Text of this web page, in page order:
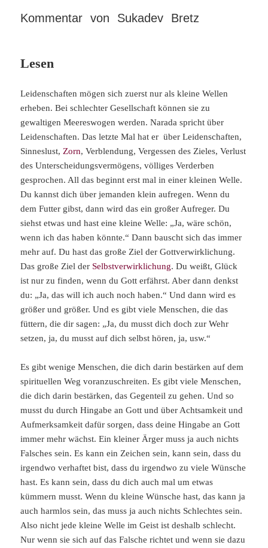
Kommentar von Sukadev Bretz
Lesen
Leidenschaften mögen sich zuerst nur als kleine Wellen
erheben. Bei schlechter Gesellschaft können sie zu
gewaltigen Meereswogen werden. Narada spricht über
Leidenschaften. Das letzte Mal hat er über Leidenschaften,
Sinneslust, Zorn, Verblendung, Vergessen des Zieles, Verlust
des Unterscheidungsvermögens, völliges Verderben
gesprochen. All das beginnt erst mal in einer kleinen Welle.
Du kannst dich über jemanden klein aufregen. Wenn du
dem Futter gibst, dann wird das ein großer Aufreger. Du
siehst etwas und hast eine kleine Welle: „Ja, wäre schön,
wenn ich das haben könnte.“ Dann bauscht sich das immer
mehr auf. Du hast das große Ziel der Gottverwirklichung.
Das große Ziel der Selbstverwirklichung. Du weißt, Glück
ist nur zu finden, wenn du Gott erfährst. Aber dann denkst
du: „Ja, das will ich auch noch haben.“ Und dann wird es
größer und größer. Und es gibt viele Menschen, die das
füttern, die dir sagen: „Ja, du musst dich doch zur Wehr
setzen, ja, du musst auf dich selbst hören, ja, usw.“
Es gibt wenige Menschen, die dich darin bestärken auf dem
spirituellen Weg voranzuschreiten. Es gibt viele Menschen,
die dich darin bestärken, das Gegenteil zu gehen. Und so
musst du durch Hingabe an Gott und über Achtsamkeit und
Aufmerksamkeit dafür sorgen, dass deine Hingabe an Gott
immer mehr wächst. Ein kleiner Ärger muss ja auch nichts
Falsches sein. Es kann ein Zeichen sein, kann sein, dass du
irgendwo verhaftet bist, dass du irgendwo zu viele Wünsche
hast. Es kann sein, dass du dich auch mal um etwas
kümmern musst. Wenn du kleine Wünsche hast, das kann ja
auch harmlos sein, das muss ja auch nichts Schlechtes sein.
Also nicht jede kleine Welle im Geist ist deshalb schlecht.
Nur wenn sie sich auf das Falsche richtet und wenn sie dazu